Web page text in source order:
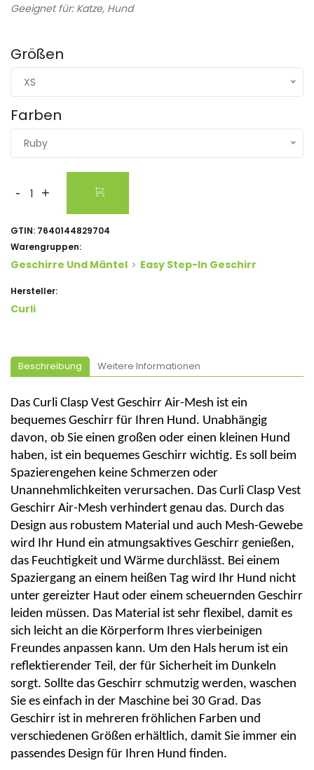
Geeignet für: Katze, Hund
Größen
XS
Farben
Ruby
- +
GTIN: 7640144829704
Warengruppen:
Geschirre Und Mäntel Easy Step-In Geschirr
Hersteller:
Curli
Beschreibung Weitere Informationen
Das Curli Clasp Vest Geschirr Air-Mesh ist ein
bequemes Geschirr für Ihren Hund. Unabhängig
davon, ob Sie einen großen oder einen kleinen Hund
haben, ist ein bequemes Geschirr wichtig. Es soll beim
Spazierengehen keine Schmerzen oder
Unannehmlichkeiten verursachen. Das Curli Clasp Vest
Geschirr Air-Mesh verhindert genau das. Durch das
Design aus robustem Material und auch Mesh-Gewebe
wird Ihr Hund ein atmungsaktives Geschirr genießen,
das Feuchtigkeit und Wärme durchlässt. Bei einem
Spaziergang an einem heißen Tag wird Ihr Hund nicht
unter gereizter Haut oder einem scheuernden Geschirr
leiden müssen. Das Material ist sehr flexibel, damit es
sich leicht an die Körperform Ihres vierbeinigen
Freundes anpassen kann. Um den Hals herum ist ein
reflektierender Teil, der für Sicherheit im Dunkeln
sorgt. Sollte das Geschirr schmutzig werden, waschen
Sie es einfach in der Maschine bei 30 Grad. Das
Geschirr ist in mehreren fröhlichen Farben und
verschiedenen Größen erhältlich, damit Sie immer ein
passendes Design für Ihren Hund finden.